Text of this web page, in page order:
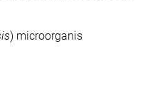
) microorganis